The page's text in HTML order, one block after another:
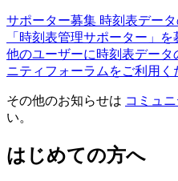
サポーター募集 時刻表デー
「時刻表管理サポーター」を
他のユーザーに時刻表デー
ニティフォーラムをご利用く
その他のお知らせは コミュ
い。
はじめての方へ